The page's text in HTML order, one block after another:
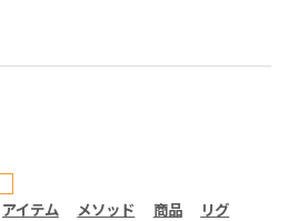
アイテム メソッド 商品 リグ